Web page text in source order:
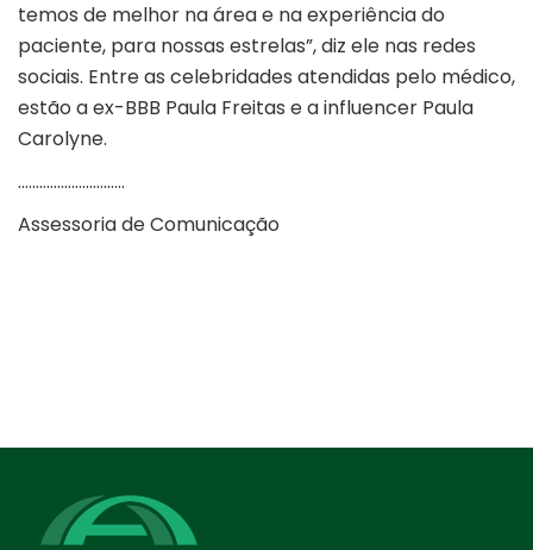
temos de melhor na área e na experiência do
paciente, para nossas estrelas”, diz ele nas redes
sociais. Entre as celebridades atendidas pelo médico,
estão a ex-BBB Paula Freitas e a influencer Paula
Carolyne.
…………………………
Assessoria de Comunicação